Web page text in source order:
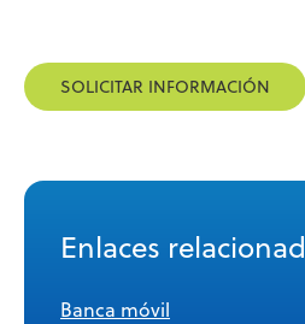
SOLICITAR INFORMACIÓN
Enlaces
Banca móvil